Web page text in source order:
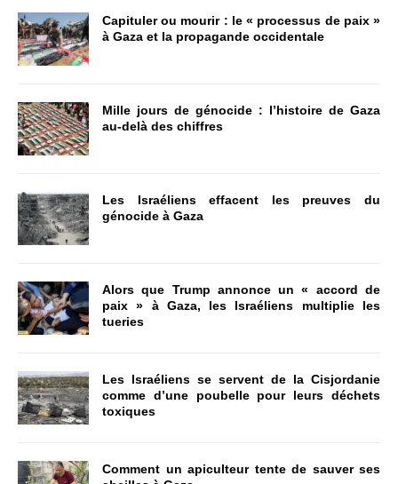
Capituler ou mourir : le « processus de paix »
à Gaza et la propagande occidentale
Mille jours de génocide : l’histoire de Gaza
au-delà des chiffres
Les Israéliens effacent les preuves du
génocide à Gaza
Alors que Trump annonce un « accord de
paix » à Gaza, les Israéliens multiplie les
tueries
Les Israéliens se servent de la Cisjordanie
comme d’une poubelle pour leurs déchets
toxiques
Comment un apiculteur tente de sauver ses